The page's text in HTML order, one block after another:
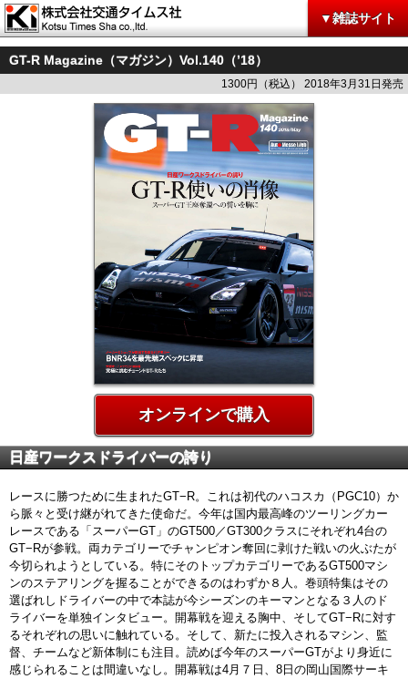
▼雑誌サイト
GT-R Magazine（マガジン）Vol.140（’18）
1300円（税込） 2018年3月31日発売
オンラインで購入
日産ワークスドライバーの誇り
レースに勝つために生まれたGT−R。これは初代のハコスカ（PGC10）か
ら脈々と受け継がれてきた使命だ。今年は国内最高峰のツーリングカー
レースである「スーパーGT」のGT500／GT300クラスにそれぞれ4台の
GT−Rが参戦。両カテゴリーでチャンピオン奪回に剥けた戦いの火ぶたが
今切られようとしている。特にそのトップカテゴリーであるGT500マシ
ンのステアリングを握ることができるのはわずか８人。巻頭特集はその
選ばれしドライバーの中で本誌が今シーズンのキーマンとなる３人のド
ライバーを単独インタビュー。開幕戦を迎える胸中、そしてGT−Rに対す
るそれぞれの思いに触れている。そして、新たに投入されるマシン、監
督、チームなど新体制にも注目。読めば今年のスーパーGTがより身近に
感じられることは間違いなし。開幕戦は4月７日、8日の岡山国際サーキ